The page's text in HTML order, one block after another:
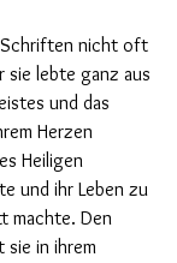
Schriften nicht oft
sie lebte ganz aus
und das
Herzen
Heiligen
und ihr Leben zu
machte. Den
sie in ihrem